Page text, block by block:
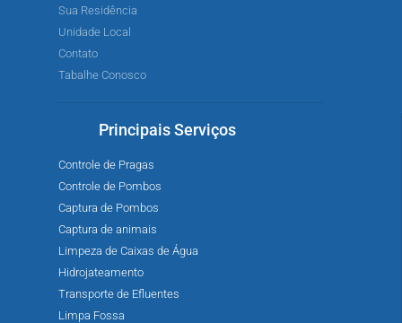
Sua Residência
Unidade Local
Contato
Tabalhe Conosco
Principais Serviços
Controle de Pragas
Controle de Pombos
Captura de Pombos
Captura de animais
Limpeza de Caixas de Água
Hidrojateamento
Transporte de Efluentes
Limpa Fossa